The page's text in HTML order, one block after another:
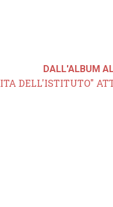
DALL'ALBUM
DELL'ISTITUTO"